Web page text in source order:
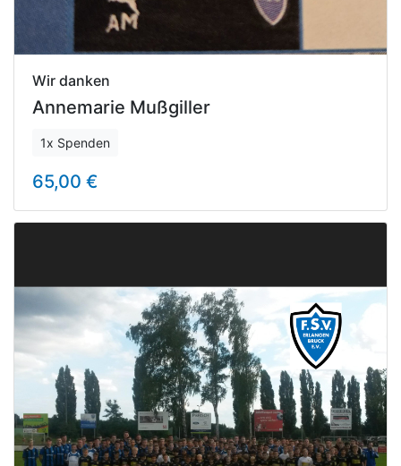
Wir danken
Annemarie Mußgiller
1x Spenden
65,00 €